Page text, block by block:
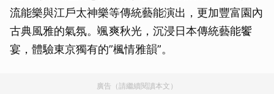
流能樂與江戶太神樂等傳統藝能演出，更加豐富園內
古典風雅的氣氛。颯爽秋光，沉浸日本傳統藝能饗
宴，體驗東京獨有的”楓情雅韻”。
廣告（請繼續閱讀本文）